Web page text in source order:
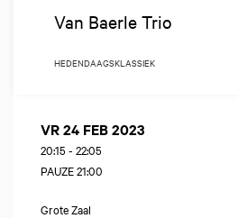
Van Baerle Trio
HEDENDAAGSKLASSIEK
VR 24 FEB 2023
20:15 - 22:05
PAUZE 21:00
Grote Zaal